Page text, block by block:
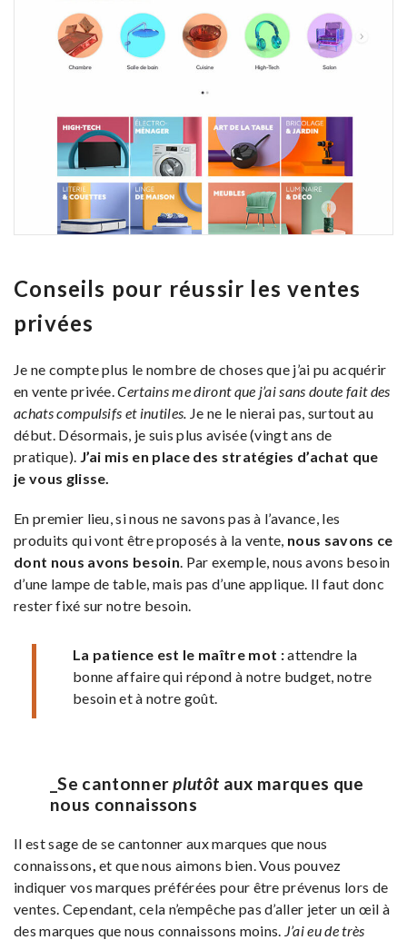
Conseils pour réussir les ventes
privées
Je ne compte plus le nombre de choses que j’ai pu acquérir
en vente privée.Certains me diront que j’ai sans doute fait des
achats compulsifs et inutiles. Je ne le nierai pas, surtout au
début. Désormais, je suis plus avisée (vingt ans de
pratique). J’ai mis en place des stratégies d’achat que
je vous glisse.
En premier lieu, si nous ne savons pas à l’avance, les
produits qui vont être proposés à la vente, nous savons ce
dont nous avons besoin . Par exemple, nous avons besoin
d’une lampe de table, mais pas d’une applique. Il faut donc
rester fixé sur notre besoin.
La patience est le maître mot :attendre la
bonne affaire qui répond à notre budget, notre
besoin et à notre goût.
_Se cantonnerplutôt aux marques que
nous connaissons
Il est sage de se cantonner aux marques que nous
connaissons et que nous aimons bien. Vous pouvez
indiquer vos marques préférées pour être prévenus lors de
ventes. Cependant, cela n’empêche pas d’aller jeter un œil à
des marques que nous connaissons moins. J’ai eu de très